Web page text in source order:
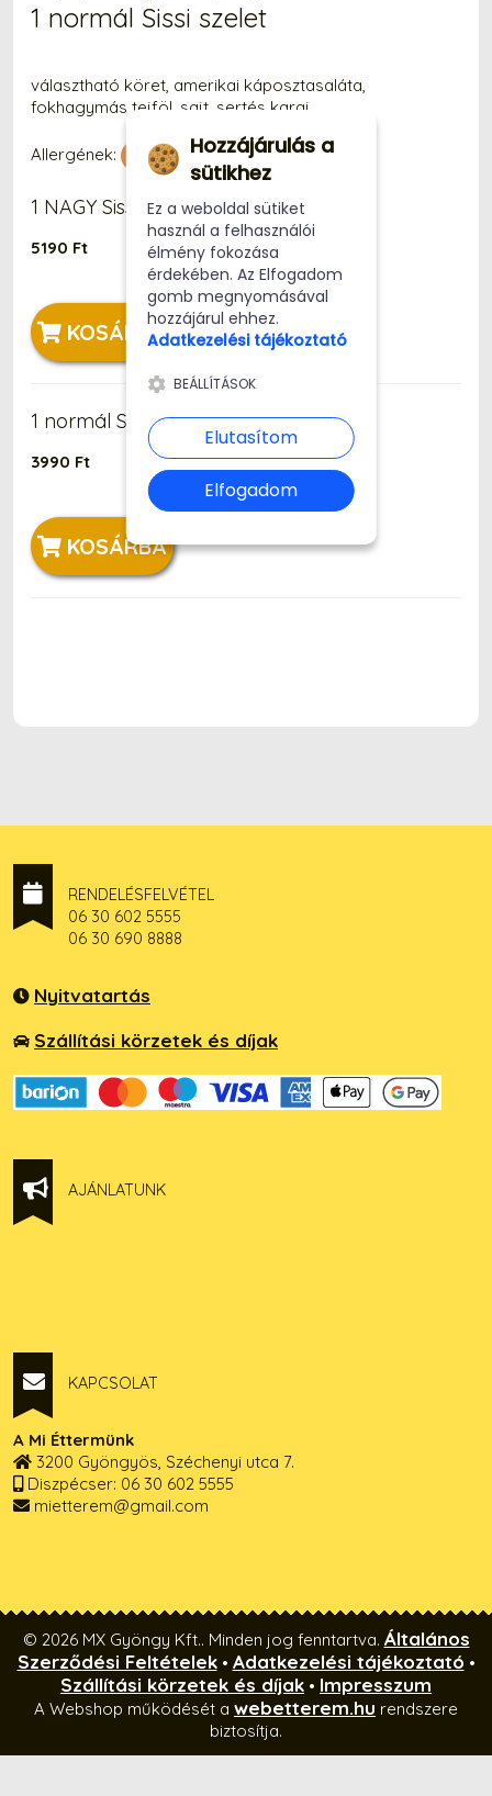
1 normál Sissi szelet
választható köret, amerikai káposztasaláta,
fokhagymás tejföl, sajt, sertés karaj
Allergének:
1 NAGY Sissi szelet
5190 Ft
KOSÁRBA
1 normál Sissi szelet
3990 Ft
KOSÁRBA
RENDELÉSFELVÉTEL
06 30 602 5555
06 30 690 8888
Nyitvatartás
Szállítási körzetek és díjak
AJÁNLATUNK
KAPCSOLAT
A Mi Éttermünk
3200 Gyöngyös, Széchenyi utca 7.
Diszpécser: 06 30 602 5555
mietterem@gmail.com
© 2026 MX Gyöngy Kft.. Minden jog fenntartva. Általános
Szerződési Feltételek• Adatkezelési tájékoztató •
Szállítási körzetek és díjak • Impresszum
A Webshop működését a webetterem.hu rendszere
biztosítja.
Hozzájárulás a
sütikhez
Ez a weboldal sütiket
használ a felhasználói
élmény fokozása
érdekében. Az Elfogadom
gomb megnyomásával
hozzájárul ehhez.
Adatkezelési tájékoztató
BEÁLLÍTÁSOK
Elutasítom
Elfogadom